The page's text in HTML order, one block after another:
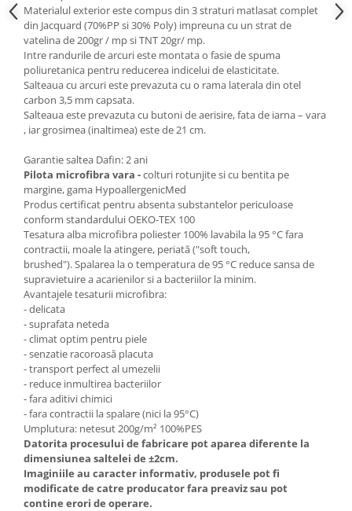
Materialul exterior este compus din 3 straturi matlasat complet
din Jacquard (70%PP si 30% Poly) impreuna cu un strat de
vatelina de 200gr / mp si TNT 20gr/ mp.
Intre randurile de arcuri este montata o fasie de spuma
poliuretanica pentru reducerea indicelui de elasticitate.
Salteaua cu arcuri este prevazuta cu o rama laterala din otel
carbon 3,5 mm capsata.
Salteaua este prevazuta cu butoni de aerisire, fata de iarna – vara
, iar grosimea (inaltimea) este de 21 cm.
Garantie saltea Dafin: 2 ani
Pilota microfibra vara -colturi rotunjite si cu bentita pe
margine, gama HypoallergenicMed
Produs certificat pentru absenta substantelor periculoase
conform standardului OEKO-TEX 100
Tesatura alba microfibra poliester 100% lavabila la 95 °C fara
contractii, moale la atingere, periată ("soft touch,
brushed"). Spalarea la o temperatura de 95 °C reduce sansa de
supravietuire a acarienilor si a bacteriilor la minim.
Avantajele tesaturii microfibra:
- delicata
- suprafata neteda
- climat optim pentru piele
- senzatie racoroasă placuta
- transport perfect al umezelii
- reduce inmultirea bacteriilor
- fara aditivi chimici
- fara contractii la spalare (nici la 95°C)
Umplutura: netesut 200g/m² 100%PES
Datorita procesului de fabricare pot aparea diferente la
dimensiunea saltelei de ±2cm.
Imaginiile au caracter informativ, produsele pot fi
modificate de catre producator fara preaviz sau pot
contine erori de operare.